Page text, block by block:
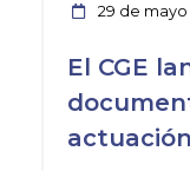
29 de mayo
El CGE